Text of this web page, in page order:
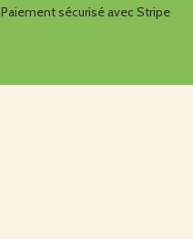
Paiement sécurisé avec Stripe